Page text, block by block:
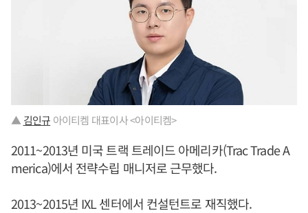
▲ 김인규 아이티켐 대표이사 <아이티켐>
2011~2013년 미국 트랙 트레이드 아메리카(Trac Trade A
merica)에서 전략수립 매니저로 근무했다.
2013~2015년 IXL 센터에서 컨설턴트로 재직했다.